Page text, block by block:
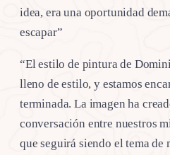
idea, era una oportunidad
escapar”
“El estilo de pintura de
lleno de estilo, y estamos
terminada. La imagen ha
conversación entre nuestros
que seguirá siendo el tema de